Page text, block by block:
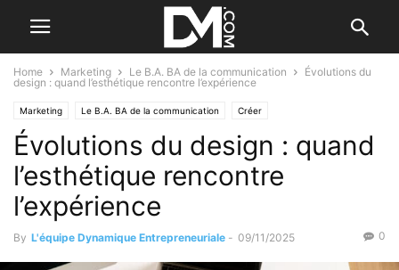
Home Marketing Le B.A. BA de la communication
Évolutions du
design : quand l’esthétique rencontre l’expérience
Marketing Le B.A. BA de la communication Créer
Le B.A. BA de la stratégie Tendance Par les nouvelles tendances
Évolutions du design : quand
l’esthétique rencontre
l’expérience
By L'équipe Dynamique Entrepreneuriale - 09/11/2025 0